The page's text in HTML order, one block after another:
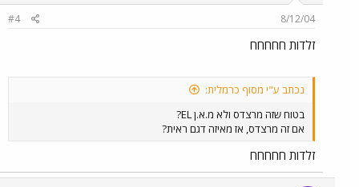
8/12/04
#4
זלדות חחחחח
נכתב ע"י מסוף כרמלית:
בטוח שזה מרצדס ולא מ.א.ן EL?
אם זה מרצדס, אז מאיזה דגם ראית?
זלדות חחחחח